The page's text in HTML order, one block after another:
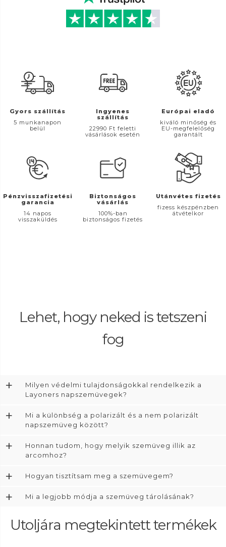
Gyors szállítás
5 munkanapon
belül
Ingyenes
szállítás
22990 Ft feletti
vásárlások esetén
Európai eladó
kiváló minőség és
EU-megfelelőség
garantált
Pénzvisszafizetési
garancia
14 napos
visszaküldés
Biztonságos
vásárlás
100%-ban
biztonságos fizetés
Utánvétes fizetés
fizess készpénzben
átvételkor
Lehet, hogy neked is tetszeni
fog
+
Milyen védelmi tulajdonságokkal rendelkezik a
Layoners napszemüvegek?
+
Mi a különbség a polarizált és a nem polarizált
napszemüveg között?
+
Honnan tudom, hogy melyik szemüveg illik az
arcomhoz?
+ Hogyan tisztítsam meg a szemüvegem?
+ Mi a legjobb módja a szemüveg tárolásának?
Utoljára megtekintett termékek